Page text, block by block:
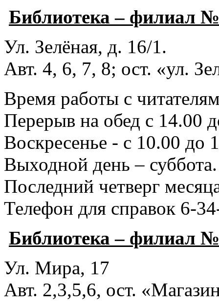
Библиотека – филиал
Ул. Зелёная, д. 16/1.
Авт. 4, 6, 7, 8; ост. «ул.
Время работы с
Перерыв на обед с 14.00
Воскресенье - с 10.00 до
Выходной день – суббота.
Последний четверг
Телефон для справок 6-
Библиотека – филиал
Ул. Мира, 17
Авт. 2,3,5,6, ост.